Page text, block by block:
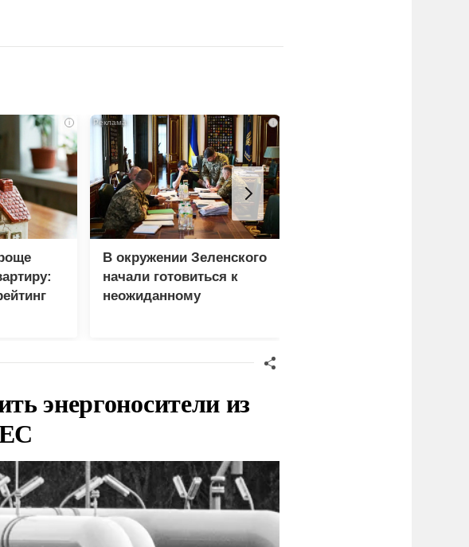
i i
В окружении Зеленского
начали готовиться к
неожиданному
энергоносители из